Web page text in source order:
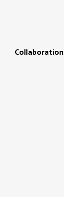
Collaboration